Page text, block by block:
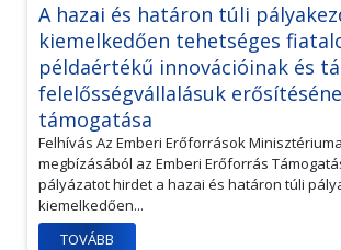
A hazai és határon túli
kiemelkedően tehetséges
példaértékű innovációinak és
felelősségvállalásuk
támogatása
Felhívás Az Emberi Erőforrások Minisztériuma
megbízásából az Emberi Erőforrás
pályázatot hirdet a hazai és határon túli
kiemelkedően...
TOVÁBB